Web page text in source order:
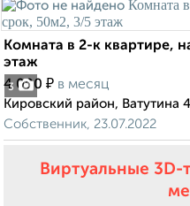
3
Комната в 2-к квартире,
этаж
4 000 ₽ в месяц
Кировский район, Ватутина
Собственник, 23.07.2022
Виртуальные